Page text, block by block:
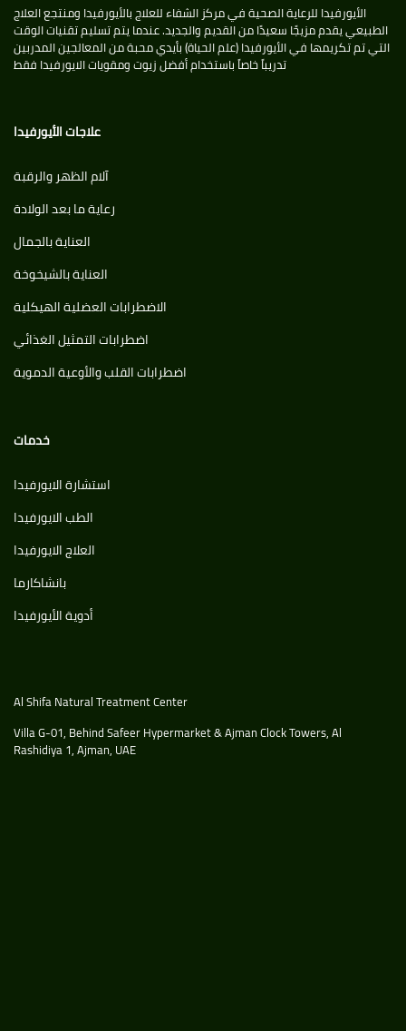
الأيورفيدا للرعاية الصحية في مركز الشفاء للعلاج بالأيورفيدا ومنتجع العلاج
الطبيعي يقدم مزيجًا سعيدًا من القديم والجديد. عندما يتم تسليم تقنيات الوقت
التي تم تكريمها في الأيورفيدا (علم الحياة) بأيدي محبة من المعالجين المدربين
تدريباً خاصاً باستخدام أفضل زيوت ومقويات الايورفيدا فقط
علاجات الأيورفيدا
آلام الظهر والرقبة
رعاية ما بعد الولادة
العناية بالجمال
العناية بالشيخوخة
الاضطرابات العضلية الهيكلية
اضطرابات التمثيل الغذائي
اضطرابات القلب والأوعية الدموية
خدمات
استشارة الايورفيدا
الطب الايورفيدا
العلاج الايورفيدا
بانشاكارما
أدوية الأيورفيدا
Al Shifa Natural Treatment Center
Villa G-01, Behind Safeer Hypermarket & Ajman Clock Towers, Al
Rashidiya 1, Ajman, UAE